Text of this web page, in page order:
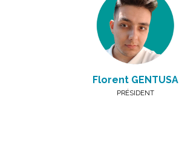
Florent GENTUSA
PRÉSIDENT